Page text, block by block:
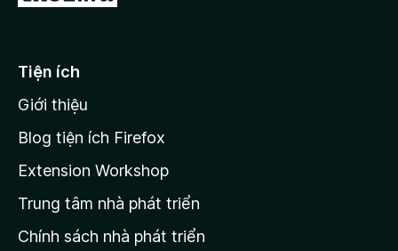
ế
t
r
n
g
c
Tiện ích
Giới thiệu
Blog tiện ích Firefox
Extension Workshop
Trung tâm nhà phát triển
Chính sách nhà phát triển